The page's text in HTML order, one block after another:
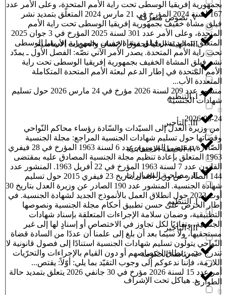
V. نصوص متفرقة
III. الهيئة العليا لحقوق الإنسان والحريات الأساسية
e
I. التنظيم
III. التأجير
IV. الحيطة الاجتماعية
II. مصلحـة المخـابرات
I. التنظيم
III. التأجير
2. رئاسة الحكومة
د. هياكل تحت الإشراف
بجمهورية إفريقيا الوسطى تحت راية الأمم المتحدة، وعلى الأمر عدد
167 لسنة 2024 المؤرخ في 21 مارس 2024 المتعلّق بتمديد نشر
فيلق مشاة خفيف بجمهورية إفريقيا الوسطى تحت راية الأمم
المتحدة، وعلى الأمر عدد 301 لسنة 2025 المؤرخ في 3 جوان 2025
المتعلّق بتمديد نشر فيلق مشاة خفيف بجمهورية إفريقيا الوسطى
تحت راية الأمم المتحدة. يصدر الأمر الآتي نصّه: الفصل الأول ـ يمدّد
نشر فيلق المشاة الخفيف بجمهورية إفريقيا الوسطى تحت راية
الأمم المتحدة في إطار الدعم لبعثة الأمم المتحدة المتكاملة
المتعددة الأب...
منشور عدد 209 لسنة 2026 مؤرخ في 24 مارس 2026 حول تسليم
شهادات الجنسية
2026-03-24
من وزيرة العدل إلى السيّدات والسّادة رؤساء محاکم النّواحي
وقضاتها حول تسليم شهادات الجنسية المراجع: مجلة الجنسية
الصّادرة بمقتضى المرسوم عدد 6 لسنة 1963 المؤرخ في 28 فيفري
1963 المتعلق بإعادة تنظيم مجلة الجنسية المصادق عليه بمقتضى
القانون عدد 7 لسنة 1963 المؤرخ في 22 أفريل 1963. المنشور عدد
144 الصادر عن وزير العدل بتاريخ 23 فيفري 2015 حول تسليم
شهادة الجنسية. المنشور عدد 190 الصادر عن وزيرة العدل بتاريخ 30
أوت 2023 حول انطلاق العمل بالأنموذج الجديد لشهادة الجنسية. في
إطار الحرص على حسن تطبيق أحكام مجلة الجنسية ونصوصها
التطبيقية، وضمان سلامة الإجراءات المتعلقة بإسناد شهادات
الجنسية، وتفاديًا لكل تجاوز في الاختصاص أو إسنادٍ لها إلى غير
مستحقيها، ولا سيما بعد أن بلغ إلى علمنا أن عددًا من السادة قضاة
النّواحي يتولّون تسليم شهادات الجنسية استنادًا إلى فصول قانونية لا
تندرج ضمن نطاق اختصاصهم أو دون القيام بالإجراءات والتحرّيات
اللازمة، فإننا ندعوكم إلى وجوب التقيّد بما يلي: أوّلاً: يقتص...
أمر عدد 15 لسنة 2026 مؤرخ في 30 جانفي 2026 يتعلق بتمديد حالة
الطوارئ